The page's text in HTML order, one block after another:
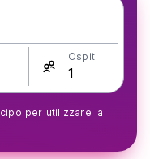
Ospiti
per utilizzare la